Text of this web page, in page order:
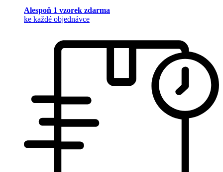
Alespoň 1 vzorek zdarma
ke každé objednávce